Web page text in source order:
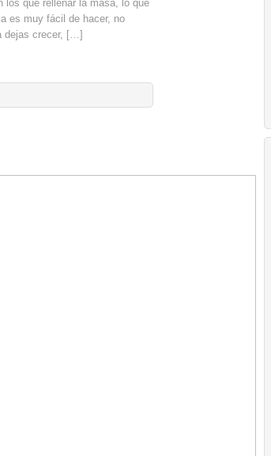
los que rellenar la masa, lo que
es muy fácil de hacer, no
dejas crecer, […]